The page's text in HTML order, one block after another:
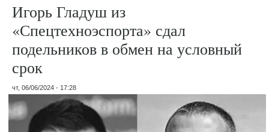
Игорь Гладуш из
«Спецтехноэспорта» сдал
подельников в обмен на условный
срок
чт, 06/06/2024 - 17:28